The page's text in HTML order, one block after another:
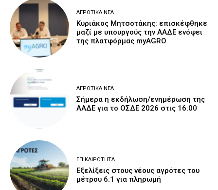
ΑΓΡΟΤΙΚΆ ΝΈΑ
Κυριάκος Μητσοτάκης: επισκέφθηκε
μαζί με υπουργούς την ΑΑΔΕ ενόψει
της πλατφόρμας myAGRO
ΑΓΡΟΤΙΚΆ ΝΈΑ
Σήμερα η εκδήλωση/ενημέρωση της
ΑΑΔΕ για το ΟΣΔΕ 2026 στις 16:00
ΕΠΙΚΑΙΡΌΤΗΤΑ
Εξελίξεις στους νέους αγρότες του
μέτρου 6.1 για πληρωμή